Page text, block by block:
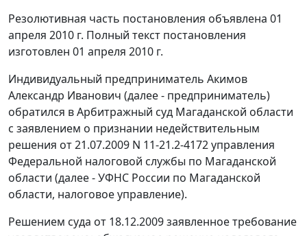
Резолютивная часть постановления объявлена 01
апреля 2010 г. Полный текст постановления
изготовлен 01 апреля 2010 г.
Индивидуальный предприниматель Акимов
Александр Иванович (далее - предприниматель)
обратился в Арбитражный суд Магаданской области
с заявлением о признании недействительным
решения от 21.07.2009 N 11-21.2-4172 управления
Федеральной налоговой службы по Магаданской
области (далее - УФНС России по Магаданской
области, налоговое управление).
Решением суда от 18.12.2009 заявленное требование